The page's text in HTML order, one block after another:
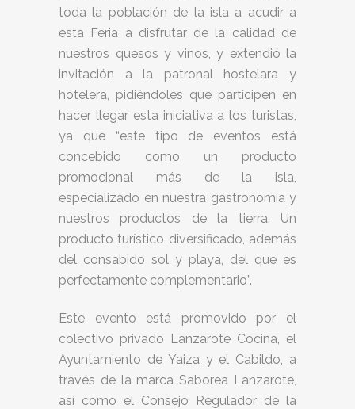
toda la población de la isla a acudir a
esta Feria a disfrutar de la calidad de
nuestros quesos y vinos, y extendió la
invitación a la patronal hostelara y
hotelera, pidiéndoles que participen en
hacer llegar esta iniciativa a los turistas,
ya que “este tipo de eventos está
concebido como un producto
promocional más de la isla,
especializado en nuestra gastronomía y
nuestros productos de la tierra. Un
producto turístico diversificado, además
del consabido sol y playa, del que es
perfectamente complementario”.
Este evento está promovido por el
colectivo privado Lanzarote Cocina, el
Ayuntamiento de Yaiza y el Cabildo, a
través de la marca Saborea Lanzarote,
así como el Consejo Regulador de la